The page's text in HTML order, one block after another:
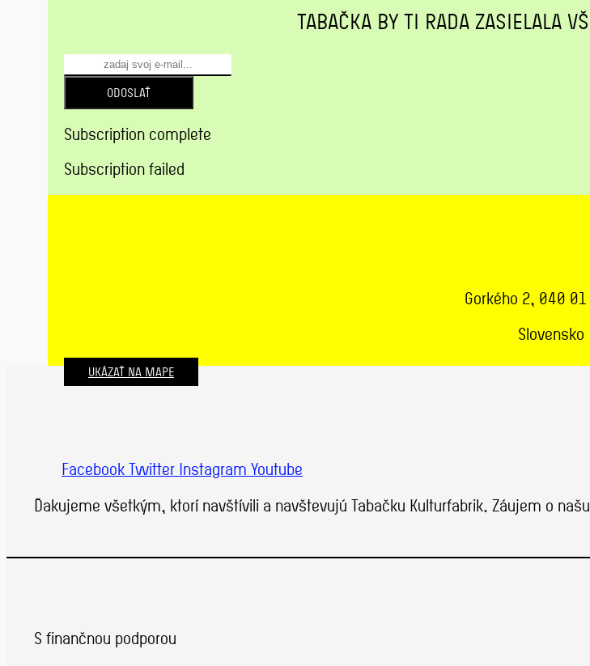
TABAČKA BY TI RADA ZASIELALA
ODOSLAŤ
Subscription complete
Subscription failed
Gorkého 2, 040 01
Slovensko
UKÁZAŤ NA MAPE
Facebook Twitter Instagram Youtube
Ďakujeme všetkým, ktorí navštívili a navštevujú Tabačku Kulturfabrik. Záujem o
S finančnou podporou